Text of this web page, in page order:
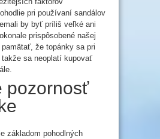
pri používaní sandálov
by byť príliš veľké ani
prispôsobené našej
že topánky sa pri
sa neoplatí kupovať
pozornosť
základom pohodlných